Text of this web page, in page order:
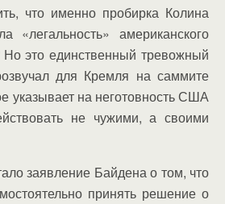
что именно пробирка Колина
«легальность» американского
это единственный тревожный
для Кремля на саммите
указывает на неготовность США
не чужими, а своими
заявление Байдена о том, что
принять решение о